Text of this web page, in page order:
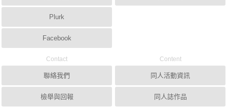
Plurk
Facebook
Contact
聯絡我們
檢舉與回報
Content
同人活動資訊
同人誌作品